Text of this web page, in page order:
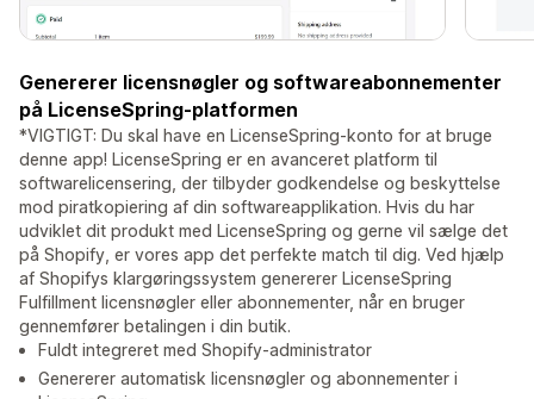
Genererer licensnøgler og softwareabonnementer
på LicenseSpring-platformen
*VIGTIGT: Du skal have en LicenseSpring-konto for at bruge
denne app! LicenseSpring er en avanceret platform til
softwarelicensering, der tilbyder godkendelse og beskyttelse
mod piratkopiering af din softwareapplikation. Hvis du har
udviklet dit produkt med LicenseSpring og gerne vil sælge det
på Shopify, er vores app det perfekte match til dig. Ved hjælp
af Shopifys klargøringssystem genererer LicenseSpring
Fulfillment licensnøgler eller abonnementer, når en bruger
gennemfører betalingen i din butik.
Fuldt integreret med Shopify-administrator
Genererer automatisk licensnøgler og abonnementer i